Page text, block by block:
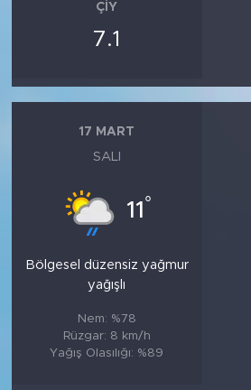
ÇIY
7.1
17 MART
SALI
11 °
Bölgesel düzensiz yağmur
yağışlı
Nem: %78
Rüzgar: 8 km/h
Yağış Olasılığı: %89